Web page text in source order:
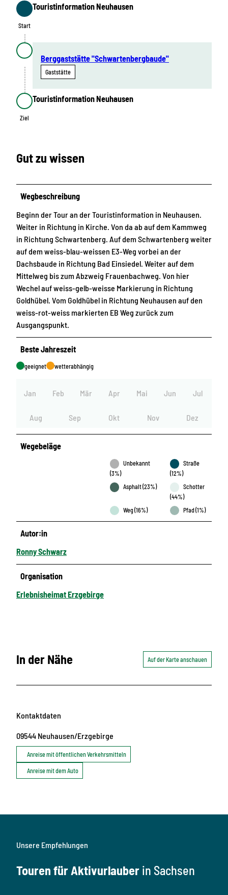
Start
Start
Touristinformation Neuhausen
Berggaststätte "Schwartenbergbaude"
Gaststätte
Ziel
Ziel
Touristinformation Neuhausen
Gut zu wissen
Wegbeschreibung
Beginn der Tour an der Touristinformation in Neuhausen.
Weiter in Richtung in Kirche. Von da ab auf dem Kammweg
in Richtung Schwartenberg. Auf dem Schwartenberg weiter
auf dem weiss-blau-weissen E3-Weg vorbei an der
Dachsbaude in Richtung Bad Einsiedel. Weiter auf dem
Mittelweg bis zum Abzweig Frauenbachweg. Von hier
Wechel auf weiss-gelb-weisse Markierung in Richtung
Goldhübel. Vom Goldhübel in Richtung Neuhausen auf den
weiss-rot-weiss markierten EB Weg zurück zum
Ausgangspunkt.
Beste Jahreszeit
geeignet wetterabhängig
Jan Feb Mär Apr Mai Jun Jul
Aug Sep Okt Nov Dez
Wegebeläge
Unbekannt
(3%)
Straße
(12%)
Asphalt (23%)
Schotter
(44%)
Weg (16%)
Pfad (1%)
Autor:in
Ronny Schwarz
Organisation
Erlebnisheimat Erzgebirge
In der Nähe Auf der Karte anschauen
Kontaktdaten
09544 Neuhausen/Erzgebirge
Anreise mit öffentlichen Verkehrsmitteln
Anreise mit dem Auto
Unsere Empfehlungen
Touren für Aktivurlauber in Sachsen